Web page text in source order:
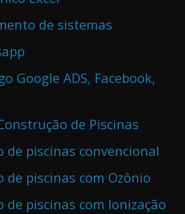
de sistemas
Google ADS, Facebook,
de Piscinas
piscinas convencional
piscinas com Ozônio
piscinas com Ionização